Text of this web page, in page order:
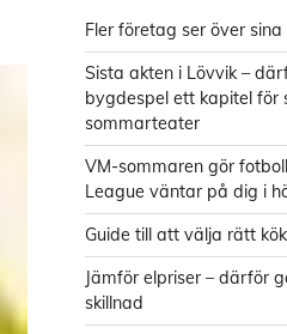
Fler företag ser över
Sista akten i Lövvik –
bygdespel ett kapitel för
sommarteater
VM-sommaren gör
League väntar på dig i
Guide till att välja rätt
Jämför elpriser – därför
skillnad